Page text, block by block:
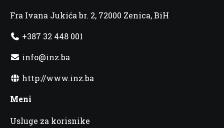
Fra Ivana Jukića br. 2, 72000 Zenica, BiH
+387 32 448 001
info@inz.ba
http://www.inz.ba
Meni
Usluge za korisnike